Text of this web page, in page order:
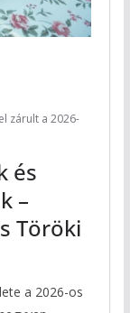
zárult a 2026-
és
–
Töröki
a 2026-os